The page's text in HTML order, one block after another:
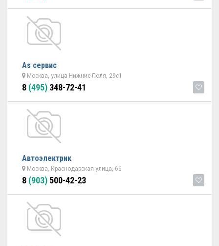
As сервис
Москва, улица Нижние Поля, 29с1
8 (495) 348-72-41
Автоэлектрик
Москва, Краснодарская улица, 66
8 (903) 500-42-23